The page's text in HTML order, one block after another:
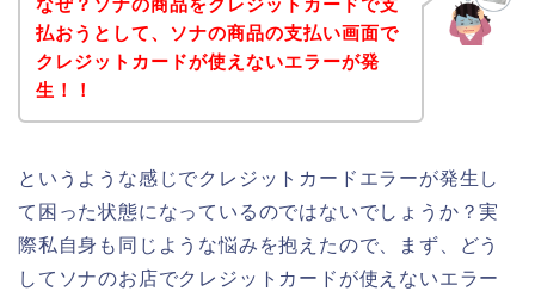
なぜ？ソナの商品をクレジットカードで支
払おうとして、ソナの商品の支払い画面で
クレジットカードが使えないエラーが発
生！！
というような感じでクレジットカードエラーが発生し
て困った状態になっているのではないでしょうか？実
際私自身も同じような悩みを抱えたので、まず、どう
してソナのお店でクレジットカードが使えないエラー